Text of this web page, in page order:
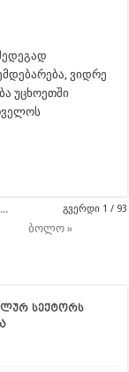
ვიდრე
უცხოეთში
გვერდი 1 / 93
...
ბოლო »
სექტორს